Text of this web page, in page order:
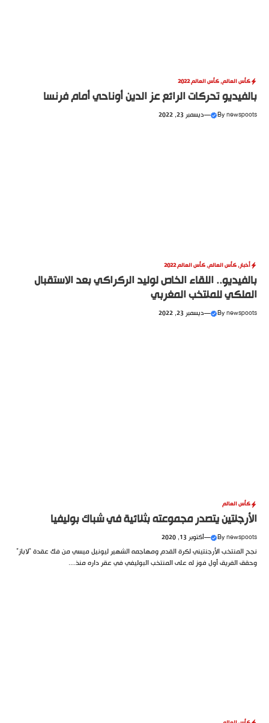
كأس العالم,كأس العالم 2022
بالفيديو تحركات الرائع عز الدين أوناحي أمام فرنسا
Bynewspoots
—ديسمبر 23, 2022
أخبار,كأس العالم,كأس العالم 2022
بالفيديو.. اللقاء الخاص لوليد الركراكي بعد الاستقبال
الملكي للمنتخب المغربي
Bynewspoots
—ديسمبر 23, 2022
كأس العالم
الأرجنتين يتصدر مجموعته بثنائية في شباك بوليفيا
Bynewspoots
—أكتوبر 13, 2020
نجح المنتخب الأرجنتيني لكرة القدم ومهاجمه الشهير ليونيل ميسي من فك عقدة “لاباز”
وحقق الفريق أول فوز له على المنتخب البوليفي في عقر داره منذ....